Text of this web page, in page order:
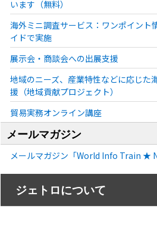
います（無料）
海外ミニ調査サービス：ワンポイント
イドで実施
展示会・商談会への出展支援
地域のニーズ、産業特性などに応じた
援（地域貢献プロジェクト）
貿易実務オンライン講座
メールマガジン
メールマガジン「World Info Train ★
ジェトロについて